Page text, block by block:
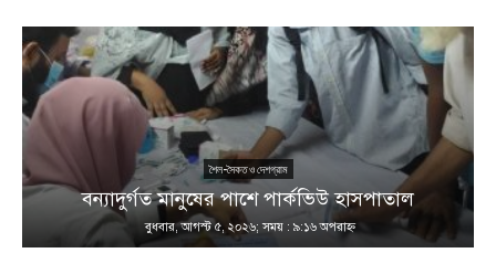
শৈল-সৈকত ও দেশগ্রাম
বন্যাদুর্গত মানুষের পাশে পার্কভিউ হাসপাতাল
বুধবার, আগস্ট ৫, ২০২৬; সময় : ৯:১৬ অপরাহ্ণ